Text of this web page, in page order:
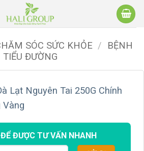
SÓC SỨC KHỎE /
BỆNH
TIỂU ĐƯỜNG
ĐƯỢC TƯ VẤN NHANH